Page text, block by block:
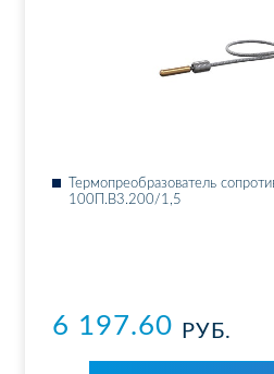
Тер­мо­пре­об­ра­зо­ва­тель
100П.В3.200/1,5
6 197.60 РУБ.